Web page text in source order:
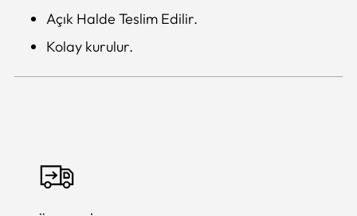
Açık Halde Teslim Edilir.
Kolay kurulur.